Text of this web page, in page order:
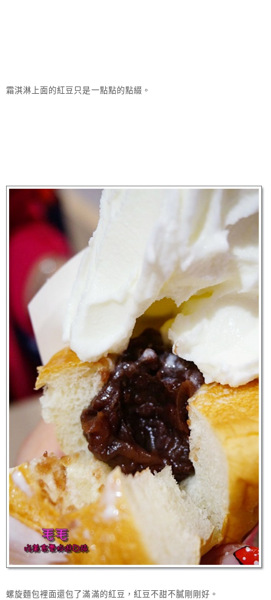
霜淇淋上面的紅豆只是一點點的點綴。
螺旋麵包裡面還包了滿滿的紅豆，紅豆不甜不膩剛剛好。